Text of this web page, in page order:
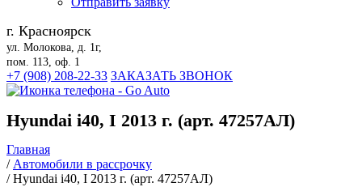
г. Красноярск
ул. Молокова, д. 1г,
пом. 113, оф. 1
+7 (908) 208-22-33 ЗАКАЗАТЬ ЗВОНОК
Hyundai i40, I 2013 г. (арт. 47257АЛ)
Главная
/Автомобили в рассрочку
/Hyundai i40, I 2013 г. (арт. 47257АЛ)